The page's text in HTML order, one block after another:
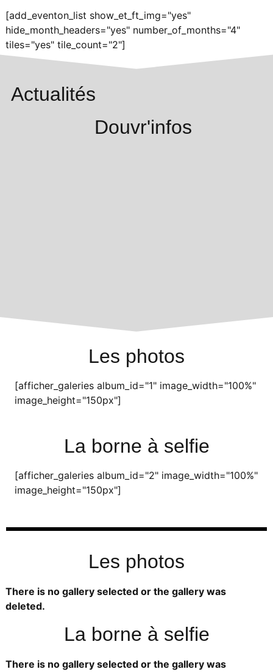
[add_eventon_list show_et_ft_img="yes"
hide_month_headers="yes" number_of_months="4"
tiles="yes" tile_count="2"]
Actualités
Douvr'infos
Les photos
[afficher_galeries album_id="1" image_width="100%"
image_height="150px"]
La borne à selfie
[afficher_galeries album_id="2" image_width="100%"
image_height="150px"]
Les photos
There is no gallery selected or the gallery was
deleted.
La borne à selfie
There is no gallery selected or the gallery was